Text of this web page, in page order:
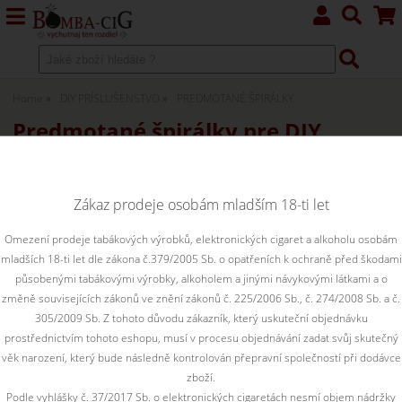
Predmotané špirálky pre DIY
Nerez
Nichrom N80
Zoradiť podľa:
Zákaz prodeje osobám mladším 18-ti let
Omezení prodeje tabákových výrobků, elektronických cigaret a alkoholu osobám
mladších 18-ti let dle zákona č.379/2005 Sb. o opatřeních k ochraně před škodami
působenými tabákovými výrobky, alkoholem a jinými návykovými látkami a o
změně souvisejících zákonů ve znění zákonů č. 225/2006 Sb., č. 274/2008 Sb. a č.
305/2009 Sb. Z tohoto důvodu zákazník, který uskuteční objednávku
prostřednictvím tohoto eshopu, musí v procesu objednávání zadat svůj skutečný
věk narození, který bude následně kontrolován přepravní společností při dodávce
zboží.
Podle vyhlášky č. 37/2017 Sb. o elektronických cigaretách nesmí objem nádržky